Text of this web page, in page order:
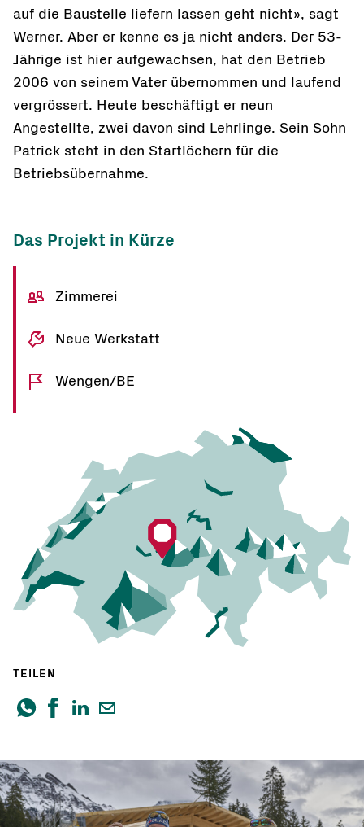
auf die Baustelle liefern lassen geht nicht», sagt
Werner. Aber er kenne es ja nicht anders. Der 53-
Jährige ist hier aufgewachsen, hat den Betrieb
2006 von seinem Vater übernommen und laufend
vergrössert. Heute beschäftigt er neun
Angestellte, zwei davon sind Lehrlinge. Sein Sohn
Patrick steht in den Startlöchern für die
Betriebsübernahme.
Das Projekt in Kürze
Zimmerei
Neue Werkstatt
Wengen/BE
TEILEN